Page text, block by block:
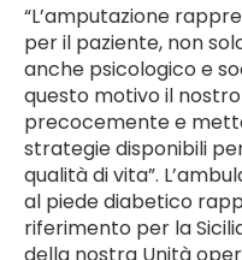
“L’amputazione
per il paziente, non
anche psicologico e
questo motivo il
precocemente e
strategie disponibili
qualità di vita”.
al piede diabetico
riferimento per la
della nostra Unità